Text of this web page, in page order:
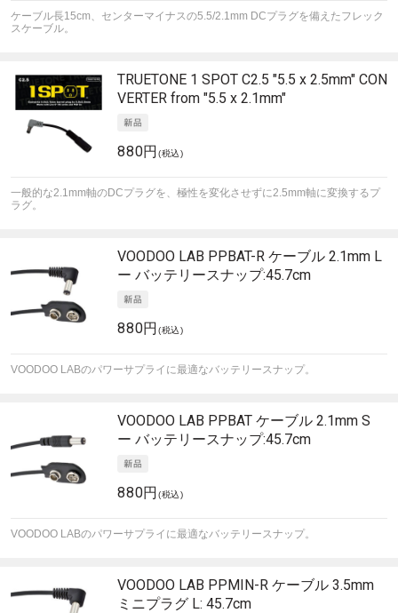
ケーブル長15cm、センターマイナスの5.5/2.1mm DCプラグを備えたフレック
スケーブル。
TRUETONE 1 SPOT C2.5 "5.5 x 2.5mm" CON
VERTER from "5.5 x 2.1mm"
880円(税込)
一般的な2.1mm軸のDCプラグを、極性を変化させずに2.5mm軸に変換するプ
ラグ。
VOODOO LAB PPBAT-R ケーブル 2.1mm L
ー バッテリースナップ:45.7cm
880円(税込)
VOODOO LABのパワーサプライに最適なバッテリースナップ。
VOODOO LAB PPBAT ケーブル 2.1mm S
ー バッテリースナップ:45.7cm
880円(税込)
VOODOO LABのパワーサプライに最適なバッテリースナップ。
VOODOO LAB PPMIN-R ケーブル 3.5mm
ミニプラグ L: 45.7cm